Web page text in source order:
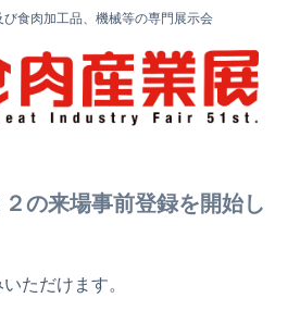
び食肉加工品、機械等の専門展示会
の来場事前登録を開始し
ただけます。